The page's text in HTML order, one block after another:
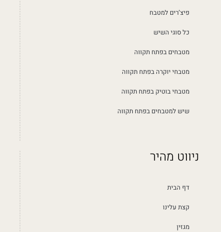
פיצ’רים למטבח
כל סוגי השיש
מטבחים בפתח תקווה
מטבחי יוקרה בפתח תקווה
מטבחי בוטיק בפתח תקווה
שיש למטבחים בפתח תקווה
ניווט מהיר
דף הבית
קצת עלינו
מגזין